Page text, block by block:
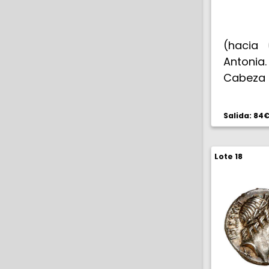
(hacia
Antonia.
PR.
y
3,74 g.
Salida: 84€
Lote 18